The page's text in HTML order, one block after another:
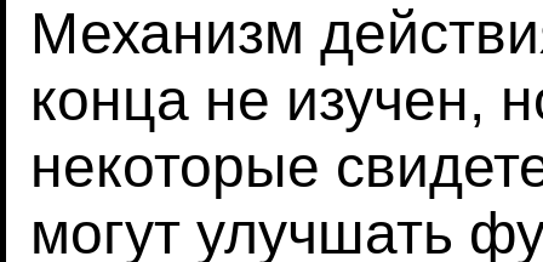
Механизм
конца не изучен,
некоторые
могут улучшать